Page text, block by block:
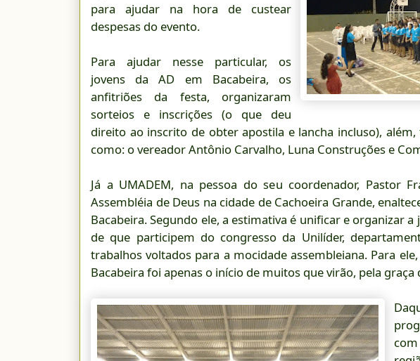
para ajudar na hora de custear
despesas do evento.
Para ajudar nesse particular, os
jovens da AD em Bacabeira, os
anfitriões da festa, organizaram
sorteios e inscrições (o que deu
direito ao inscrito de obter apostila e lancha incluso),
como: o vereador Antônio Carvalho, Luna Construções e
Já a UMADEM, na pessoa do seu coordenador, Pastor
Assembléia de Deus na cidade de Cachoeira Grande,
Bacabeira. Segundo ele, a estimativa é unificar e organizar
de que participem do congresso da Unilíder,
trabalhos voltados para a mocidade assembleiana. Para
Bacabeira foi apenas o início de muitos que virão, pela graça